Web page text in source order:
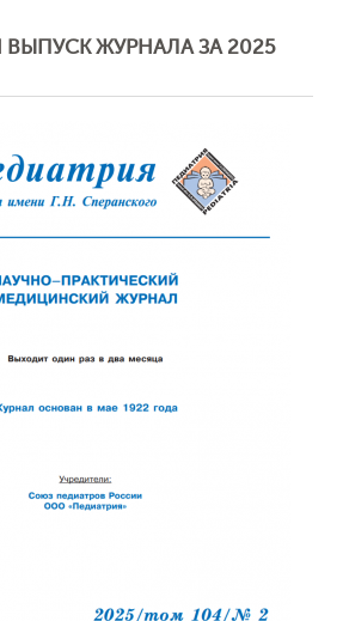
ЖУРНАЛА ЗА 2025